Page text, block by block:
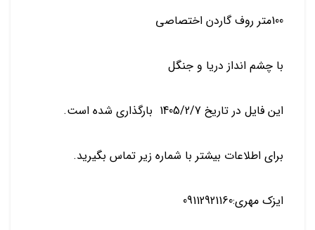
100متر روف گاردن اختصاصی
با چشم انداز دریا و جنگل
این فایل در تاریخ 1405/2/7 بارگذاری شده است.
برای اطلاعات بیشتر با شماره زیر تماس بگیرید.
ایزک مهری:09112921160